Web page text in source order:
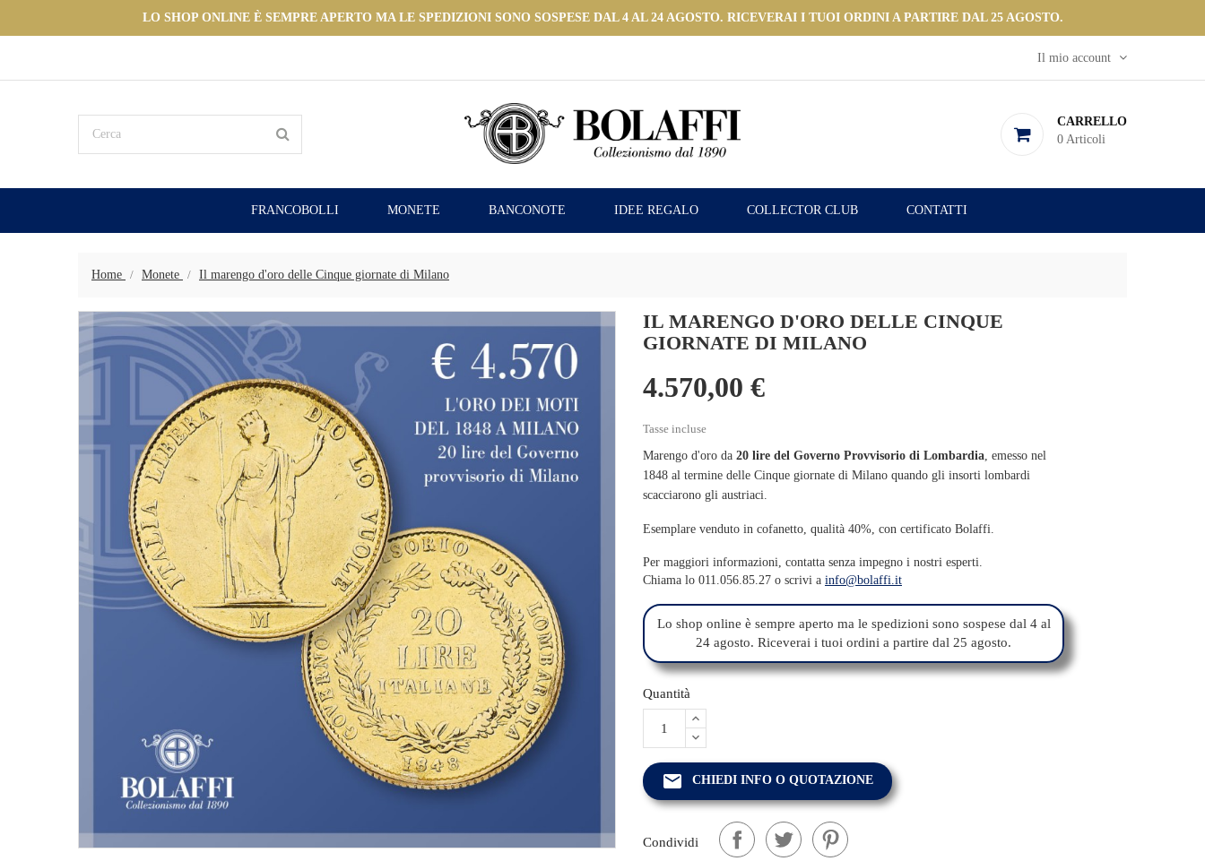
LO SHOP ONLINE È SEMPRE APERTO MA LE SPEDIZIONI SONO SOSPESE DAL 4 AL 24 AGOSTO. RICEVERAI I TUOI ORDINI A PARTIRE DAL 25 AGOSTO.
Il mio account
CARRELLO
0 Articoli
FRANCOBOLLI MONETE BANCONOTE IDEE REGALO COLLECTOR CLUB CONTATTI
Home Monete Il marengo d'oro delle Cinque giornate di Milano
IL MARENGO D'ORO DELLE CINQUE
GIORNATE DI MILANO
4.570,00 €
Tasse incluse
Marengo d'oro da 20 lire del Governo Provvisorio di Lombardia, emesso nel
1848 al termine delle Cinque giornate di Milano quando gli insorti lombardi
scacciarono gli austriaci.
Esemplare venduto in cofanetto, qualità 40%, con certificato Bolaffi.
Per maggiori informazioni, contatta senza impegno i nostri esperti.
Chiama lo 011.056.85.27 o scrivi a info@bolaffi.it
Lo shop online è sempre aperto ma le spedizioni sono sospese dal 4 al
24 agosto. Riceverai i tuoi ordini a partire dal 25 agosto.
Quantità
email CHIEDI INFO O QUOTAZIONE
Condividi